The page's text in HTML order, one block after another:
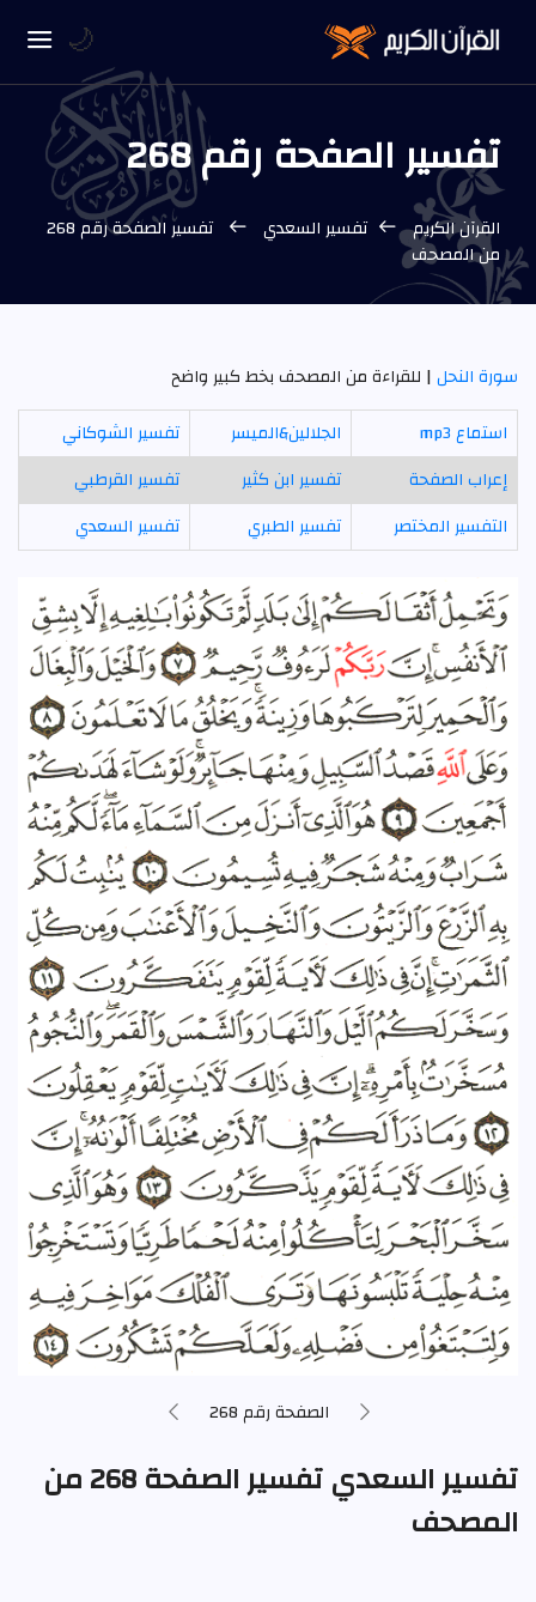
تفسير الصفحة رقم 268
القرآن الكريم تفسير السعدي
تفسير الصفحة رقم 268
من المصحف
سورة النحل| للقراءة من المصحف بخط كبير واضح
استماع mp3
الجلالين&الميسر
تفسير الشوكاني
إعراب الصفحة
تفسير ابن كثير
تفسير القرطبي
التفسير المختصر
تفسير الطبري تفسير السعدي
الصفحة رقم 268
تفسير السعدي تفسير الصفحة 268 من
المصحف
🌙